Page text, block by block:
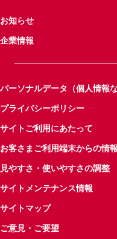
お知らせ
企業情報
パーソナルデータ（個人情報
プライバシーポリシー
サイトご利用にあたって
お客さまご利用端末からの情
見やすさ・使いやすさの調整
サイトメンテナンス情報
サイトマップ
ご意見・ご要望